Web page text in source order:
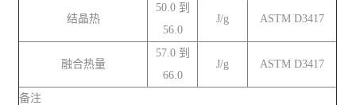
结晶热
50.0 到
56.0
J/g ASTM D3417
融合热量
57.0 到
66.0
J/g ASTM D3417
备注